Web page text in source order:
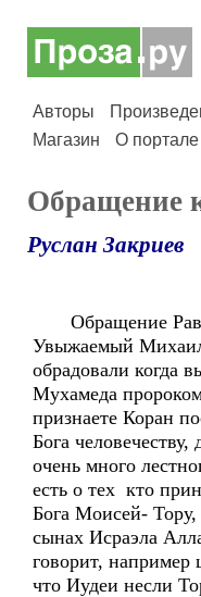
Авторы
Магазин
О портале
Обращение
Руслан Закриев
Обращение
Увыжаемый
обрадовали когда
Мухамеда
признаете Коран
Бога
очень много
есть о тех кто
Бога Моисей- Тору,
сынах Исраэла
говорит, например
что Иудеи несли